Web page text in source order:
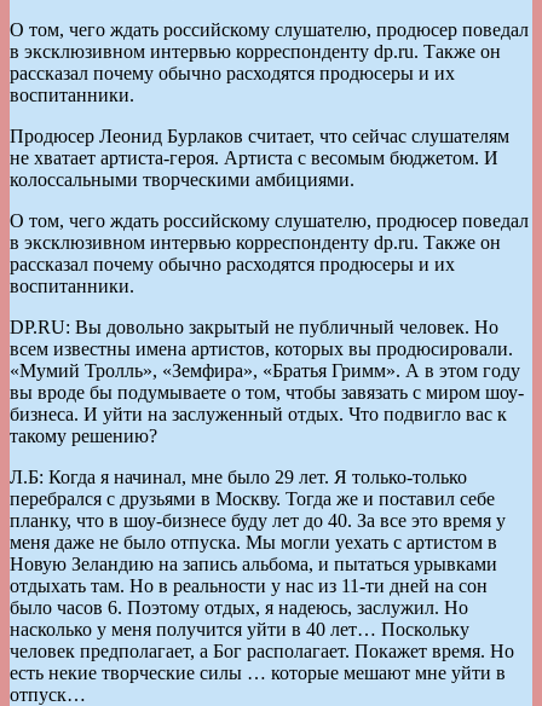
О том, чего ждать российскому слушателю, продюсер поведал
в эксклюзивном интервью корреспонденту dp.ru. Также он
рассказал почему обычно расходятся продюсеры и их
воспитанники.
Продюсер Леонид Бурлаков считает, что сейчас слушателям
не хватает артиста-героя. Артиста с весомым бюджетом. И
колоссальными творческими амбициями.
О том, чего ждать российскому слушателю, продюсер поведал
в эксклюзивном интервью корреспонденту dp.ru. Также он
рассказал почему обычно расходятся продюсеры и их
воспитанники.
DP.RU: Вы довольно закрытый не публичный человек. Но
всем известны имена артистов, которых вы продюсировали.
«Мумий Тролль», «Земфира», «Братья Гримм». А в этом году
вы вроде бы подумываете о том, чтобы завязать с миром шоу-
бизнеса. И уйти на заслуженный отдых. Что подвигло вас к
такому решению?
Л.Б: Когда я начинал, мне было 29 лет. Я только-только
перебрался с друзьями в Москву. Тогда же и поставил себе
планку, что в шоу-бизнесе буду лет до 40. За все это время у
меня даже не было отпуска. Мы могли уехать с артистом в
Новую Зеландию на запись альбома, и пытаться урывками
отдыхать там. Но в реальности у нас из 11-ти дней на сон
было часов 6. Поэтому отдых, я надеюсь, заслужил. Но
насколько у меня получится уйти в 40 лет… Поскольку
человек предполагает, а Бог располагает. Покажет время. Но
есть некие творческие силы … которые мешают мне уйти в
отпуск…